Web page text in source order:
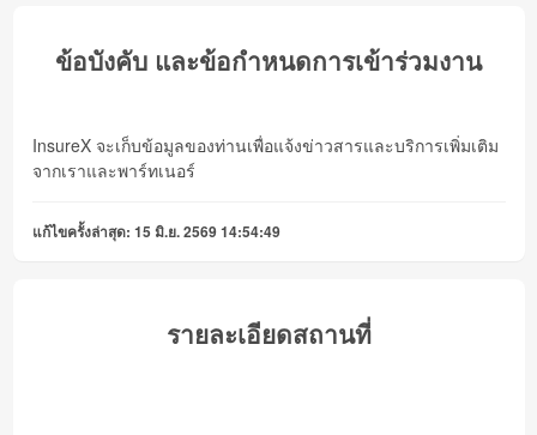
ข้อบังคับ และข้อกำหนดการเข้าร่วมงาน
InsureX จะเก็บข้อมูลของท่านเพื่อแจ้งข่าวสารและบริการเพิ่มเติม
จากเราและพาร์ทเนอร์
แก้ไขครั้งล่าสุด: 15 มิ.ย. 2569 14:54:49
รายละเอียดสถานที่